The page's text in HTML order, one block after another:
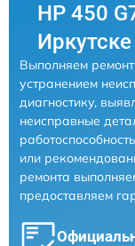
HP 450
Иркутске
Выполняем
устранением
диагностику,
неисправные
или
ремонта
предоставляем